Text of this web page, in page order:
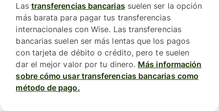
Las transferencias bancariassuelen ser la opción
más barata para pagar tus transferencias
internacionales con Wise. Las transferencias
bancarias suelen ser más lentas que los pagos
con tarjeta de débito o crédito, pero te suelen
dar el mejor valor por tu dinero. Más información
sobre cómo usar transferencias bancarias como
método de pago.